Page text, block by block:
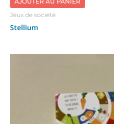
Jeux de société
Stellium